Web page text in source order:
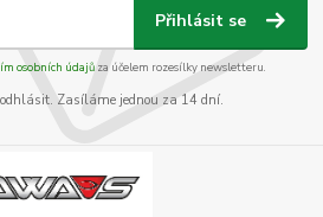
Přihlásit se
osobních údajůza účelem rozesílky newsletteru.
odhlásit. Zasíláme jednou za 14 dní.